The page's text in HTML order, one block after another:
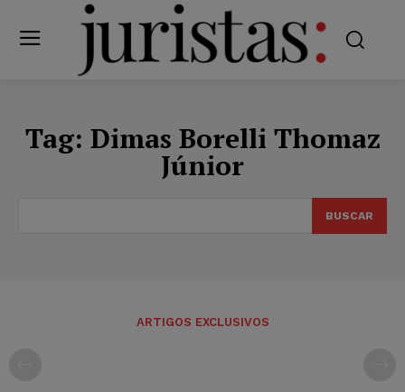
Tag: Dimas Borelli Thomaz
Júnior
BUSCAR
ARTIGOS EXCLUSIVOS